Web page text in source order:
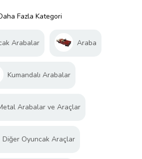
Fazla Kategori
Arabalar Araba
Kumandalı Arabalar
Arabalar ve Araçlar
Diğer Oyuncak Araçlar